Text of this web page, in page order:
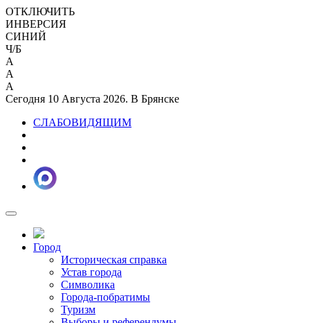
ОТКЛЮЧИТЬ
ИНВЕРСИЯ
СИНИЙ
Ч/Б
A
A
A
Сегодня 10 Августа 2026. В Брянске
СЛАБОВИДЯЩИМ
Город
Историческая справка
Устав города
Символика
Города-побратимы
Туризм